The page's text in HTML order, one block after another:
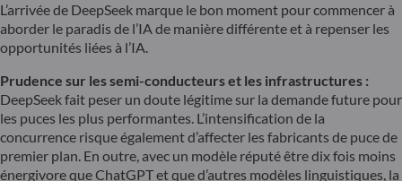
L’arrivée de DeepSeek marque le bon moment pour commencer à
aborder le paradis de l’IA de manière différente et à repenser les
opportunités liées à l’IA.
Prudence sur les semi-conducteurs et les infrastructures :
DeepSeek fait peser un doute légitime sur la demande future pour
les puces les plus performantes. L’intensification de la
concurrence risque également d’affecter les fabricants de puce de
premier plan. En outre, avec un modèle réputé être dix fois moins
énergivore que ChatGPT et que d’autres modèles linguistiques, la